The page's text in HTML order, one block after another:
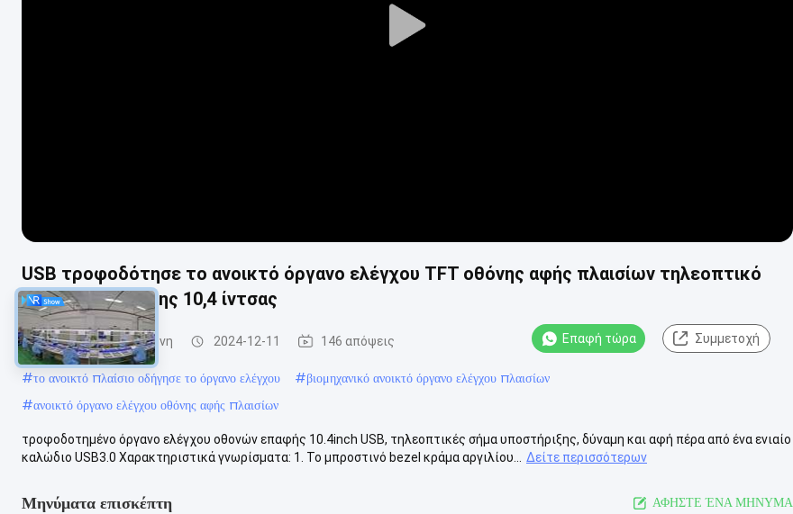
Play
USB τροφοδότησε το ανοικτό όργανο ελέγχου TFT οθόνης αφής πλαισίων τηλεοπτικό
σήμα υποστήριξης 10,4 ίντσας
Open Frame LCD οθόνη 2024-12-11 146 απόψεις Επαφή τώρα Συμμετοχή
#το ανοικτό πλαίσιο οδήγησε το όργανο ελέγχου #βιομηχανικό ανοικτό όργανο ελέγχου πλαισίων
#ανοικτό όργανο ελέγχου οθόνης αφής πλαισίων
τροφοδοτημένο όργανο ελέγχου οθονών επαφής 10.4inch USB, τηλεοπτικές σήμα υποστήριξης, δύναμη και αφή πέρα από ένα ενιαίο
καλώδιο USB3.0 Χαρακτηριστικά γνωρίσματα: 1. Το μπροστινό bezel κράμα αργιλίου...
Δείτε περισσότερων
Μηνύματα επισκέπτη ΑΦΗΣΤΕ ΈΝΑ ΜΗΝΥΜΑ